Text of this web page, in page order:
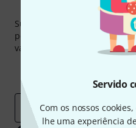
Servido
Com os nossos
lhe uma experiência
Subscreva a Newsletter da
pouco de sorte você poderá
valor de
Endereço de e-mail*